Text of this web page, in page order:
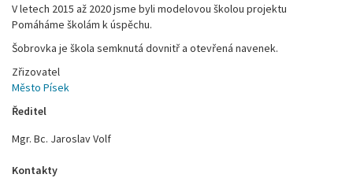
V letech 2015 až 2020 jsme byli modelovou školou projektu
Pomáháme školám k úspěchu.
Šobrovka je škola semknutá dovnitř a otevřená navenek.
Zřizovatel
Město Písek
Ředitel
Mgr. Bc. Jaroslav Volf
Kontakty